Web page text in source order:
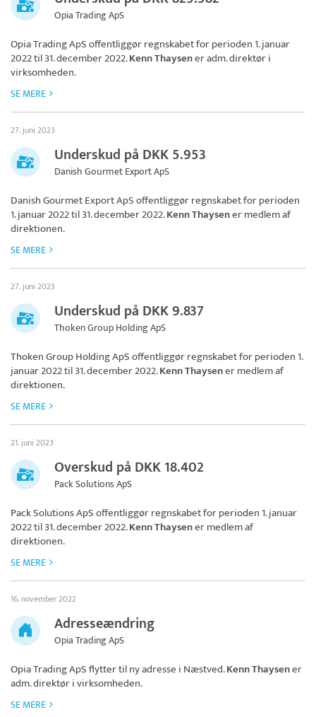
Opia Trading ApS
Opia Trading ApSoffentliggør regnskabet for perioden 1. januar
2022 til 31. december 2022.Kenn Thaysener adm. direktør i
virksomheden.
SE MERE
27. juni 2023
Underskud på DKK 5.953
Danish Gourmet Export ApS
Danish Gourmet Export ApSoffentliggør regnskabet for perioden
1. januar 2022 til 31. december 2022.Kenn Thaysener medlem af
direktionen.
SE MERE
27. juni 2023
Underskud på DKK 9.837
Thoken Group Holding ApS
Thoken Group Holding ApSoffentliggør regnskabet for perioden 1.
januar 2022 til 31. december 2022.Kenn Thaysener medlem af
direktionen.
SE MERE
21. juni 2023
Overskud på DKK 18.402
Pack Solutions ApS
Pack Solutions ApSoffentliggør regnskabet for perioden 1. januar
2022 til 31. december 2022.Kenn Thaysener medlem af
direktionen.
SE MERE
16. november 2022
Adresseændring
Opia Trading ApS
Opia Trading ApSflytter til ny adresse i Næstved.Kenn Thaysener
adm. direktør i virksomheden.
SE MERE